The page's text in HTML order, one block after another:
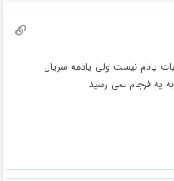
یادم نیست ولی یادمه سریال
فرجام نمی رسید